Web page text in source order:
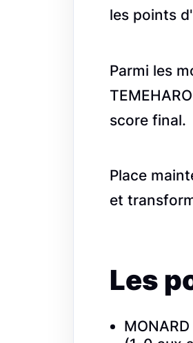
les points
Parmi les
score final.
Place
et
Les